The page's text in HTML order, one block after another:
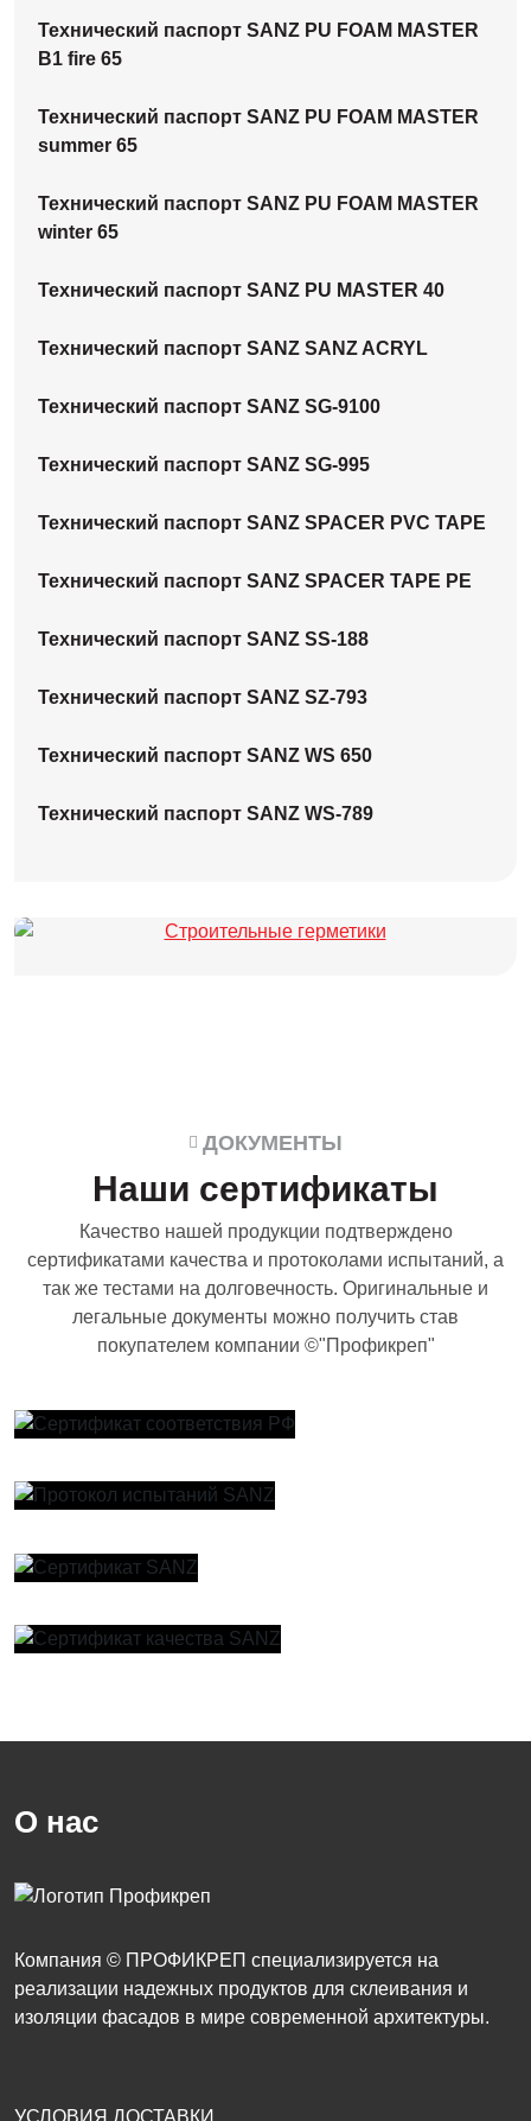
Технический паспорт SANZ PU FOAM MASTER
B1 fire 65
Технический паспорт SANZ PU FOAM MASTER
summer 65
Технический паспорт SANZ PU FOAM MASTER
winter 65
Технический паспорт SANZ PU MASTER 40
Технический паспорт SANZ SANZ ACRYL
Технический паспорт SANZ SG-9100
Технический паспорт SANZ SG-995
Технический паспорт SANZ SPACER PVC TAPE
Технический паспорт SANZ SPACER TAPE PE
Технический паспорт SANZ SS-188
Технический паспорт SANZ SZ-793
Технический паспорт SANZ WS 650
Технический паспорт SANZ WS-789
ДОКУМЕНТЫ
Наши сертификаты
Качество нашей продукции подтверждено
сертификатами качества и протоколами испытаний, а
так же тестами на долговечность. Оригинальные и
легальные документы можно получить став
покупателем компании ©"Профикреп"
О нас
Компания © ПРОФИКРЕП специализируется на
реализации надежных продуктов для склеивания и
изоляции фасадов в мире современной архитектуры.
УСЛОВИЯ ДОСТАВКИ